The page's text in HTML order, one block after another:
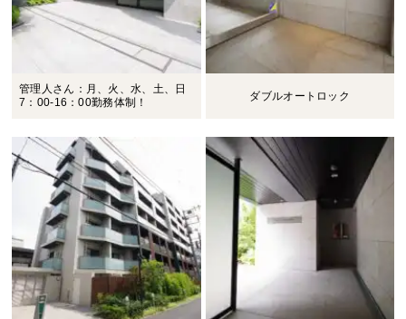
管理人さん：月、火、水、土、日
7：00-16：00勤務体制！
ダブルオートロック